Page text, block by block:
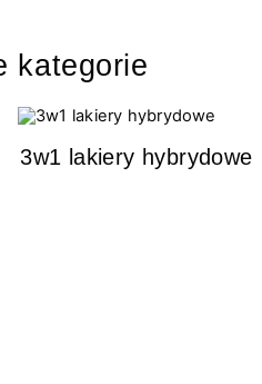
kategorie
3w1 lakiery hybrydowe